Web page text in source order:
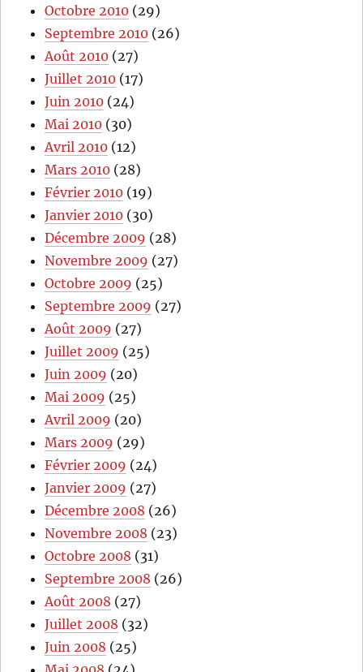
Octobre 2010 (29)
Septembre 2010 (26)
Août 2010 (27)
Juillet 2010 (17)
Juin 2010 (24)
Mai 2010 (30)
Avril 2010 (12)
Mars 2010 (28)
Février 2010 (19)
Janvier 2010 (30)
Décembre 2009 (28)
Novembre 2009 (27)
Octobre 2009 (25)
Septembre 2009 (27)
Août 2009 (27)
Juillet 2009 (25)
Juin 2009 (20)
Mai 2009 (25)
Avril 2009 (20)
Mars 2009 (29)
Février 2009 (24)
Janvier 2009 (27)
Décembre 2008 (26)
Novembre 2008 (23)
Octobre 2008 (31)
Septembre 2008 (26)
Août 2008 (27)
Juillet 2008 (32)
Juin 2008 (25)